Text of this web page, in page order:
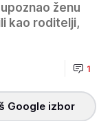
ženu
kao roditelji,
1
Google izbor